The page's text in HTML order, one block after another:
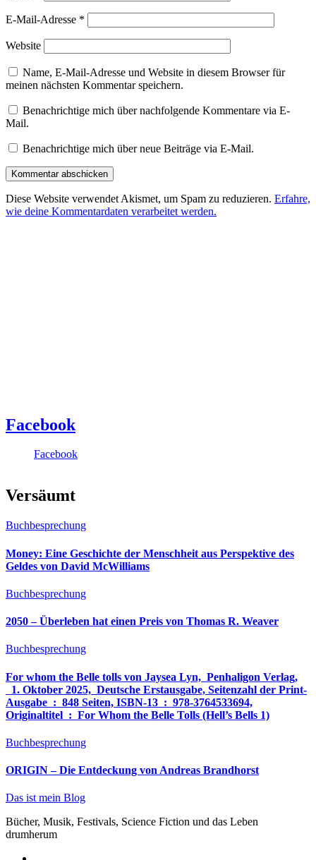
E-Mail-Adresse *
Website
Name, E-Mail-Adresse und Website in diesem Browser für
meinen nächsten Kommentar speichern.
Benachrichtige mich über nachfolgende Kommentare via E-
Mail.
Benachrichtige mich über neue Beiträge via E-Mail.
Diese Website verwendet Akismet, um Spam zu reduzieren. Erfahre,
wie deine Kommentardaten verarbeitet werden.
Facebook
Facebook
Versäumt
Buchbesprechung
Money: Eine Geschichte der Menschheit aus Perspektive des
Geldes von David McWilliams
Buchbesprechung
2050 – Überleben hat einen Preis von Thomas R. Weaver
Buchbesprechung
For whom the Belle tolls von Jaysea Lyn, ‎ Penhaligon Verlag,
‎ 1. Oktober 2025, ‎ Deutsche Erstausgabe, Seitenzahl der Print-
Ausgabe ‏ : ‎ 848 Seiten, ISBN-13 ‏ : ‎ 978-3764533694,
Originaltitel ‏ : ‎ For Whom the Belle Tolls (Hell’s Bells 1)
Buchbesprechung
ORIGIN – Die Entdeckung von Andreas Brandhorst
Das ist mein Blog
Bücher, Musik, Festivals, Science Fiction und das Leben
drumherum